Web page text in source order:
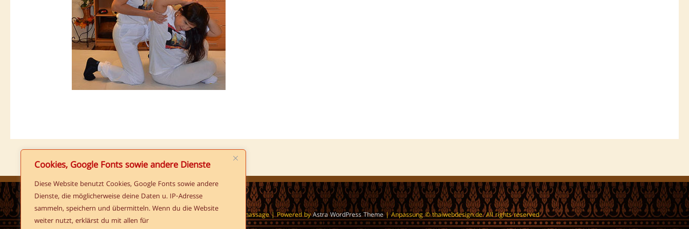
Cookies, Google Fonts sowie andere Dienste
Diese Website benutzt Cookies, Google Fonts sowie andere
Dienste, die möglicherweise deine Daten u. IP-Adresse
sammeln, speichern und übermitteln. Wenn du die Website
weiter nutzt, erklärst du mit allen für
Rungthip Thaimassage| Powered byAstra WordPress Theme| Anpassung © thaiwebdesign.de. All rights reserved